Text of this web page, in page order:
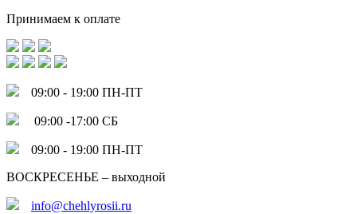
Принимаем к оплате
09:00 - 19:00 ПН-ПТ
09:00 -17:00 СБ
09:00 - 19:00 ПН-ПТ
ВОСКРЕСЕНЬЕ – выходной
info@chehlyrosii.ru